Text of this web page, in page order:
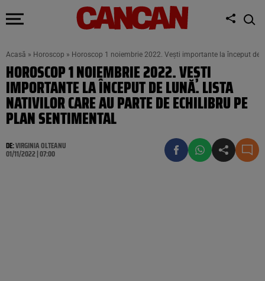
Acasă » Horoscop » Horoscop 1 noiembrie 2022. Vești importante la început
HOROSCOP 1 NOIEMBRIE 2022. VEȘTI
IMPORTANTE LA ÎNCEPUT DE LUNĂ. LISTA
NATIVILOR CARE AU PARTE DE ECHILIBRU PE
PLAN SENTIMENTAL
DE:VIRGINIA OLTEANU
01/11/2022 | 07:00